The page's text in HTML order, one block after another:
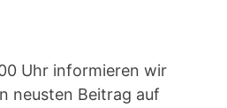
Uhr informieren wir
neusten Beitrag auf